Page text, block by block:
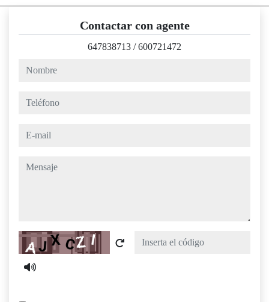
Contactar con agente
647838713 /600721472
nombre
teléfono
e-mail
mensaje
Captcha